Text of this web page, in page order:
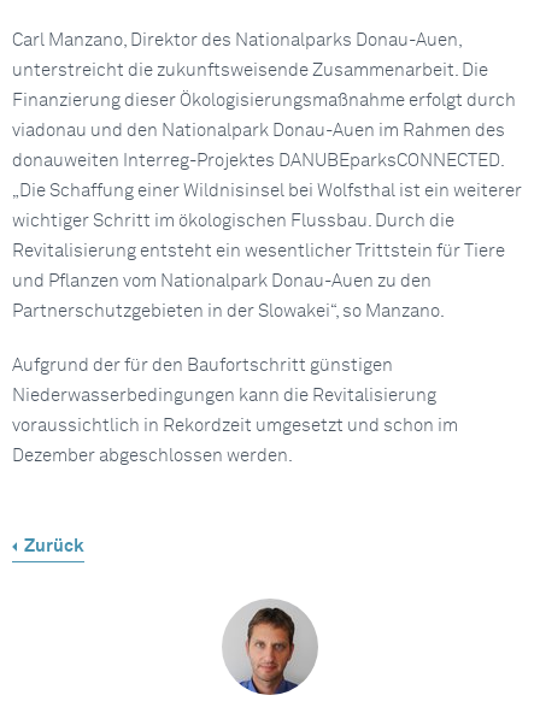
Carl Manzano, Direktor des Nationalparks Donau-Auen,
unterstreicht die zukunftsweisende Zusammenarbeit. Die
Finanzierung dieser Ökologisierungsmaßnahme erfolgt durch
viadonau und den Nationalpark Donau-Auen im Rahmen des
donauweiten Interreg-Projektes DANUBEparksCONNECTED.
„Die Schaffung einer Wildnisinsel bei Wolfsthal ist ein weiterer
wichtiger Schritt im ökologischen Flussbau. Durch die
Revitalisierung entsteht ein wesentlicher Trittstein für Tiere
und Pflanzen vom Nationalpark Donau-Auen zu den
Partnerschutzgebieten in der Slowakei“, so Manzano.
Aufgrund der für den Baufortschritt günstigen
Niederwasserbedingungen kann die Revitalisierung
voraussichtlich in Rekordzeit umgesetzt und schon im
Dezember abgeschlossen werden.
Zurück